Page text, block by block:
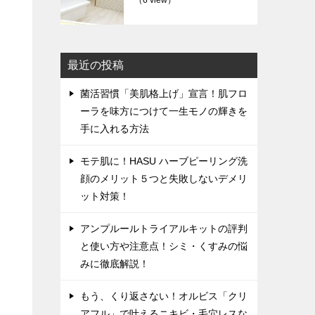
最近の投稿
菌活習慣「美肌格上げ」宣言！肌フロ
ーラを味方につけて一生モノの輝きを
手に入れる方法
モテ肌に！HASU ハーブピーリング洗
顔のメリット５つと失敗しないデメリ
ット対策！
アンプルールトライアルキットの評判
と使い方や注意点！シミ・くすみの悩
みに徹底解説！
もう、くり返さない！オルビス「クリ